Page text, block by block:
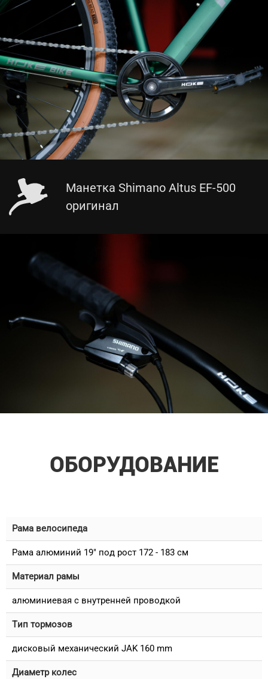
Манетка Shimano Altus EF-500
оригинал
ОБОРУДОВАНИЕ
Рама велосипеда
Рама алюминий 19" под рост 172 - 183 см
Материал рамы
алюминиевая с внутренней проводкой
Тип тормозов
дисковый механический JAK 160 mm
Диаметр колес